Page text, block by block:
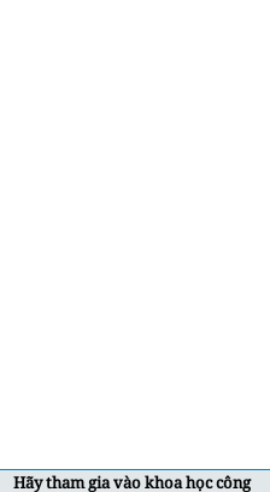
Hãy tham gia vào khoa học công